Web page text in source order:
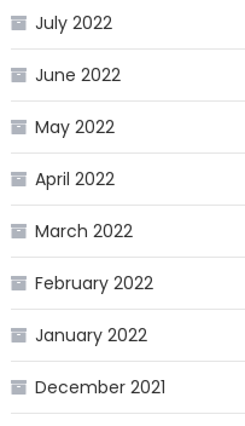
July 2022
June 2022
May 2022
April 2022
March 2022
February 2022
January 2022
December 2021